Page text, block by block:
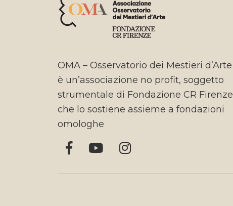
OMA – Osservatorio dei Mestieri d’Arte
è un’associazione no profit, soggetto
strumentale di Fondazione CR Firenze
che lo sostiene assieme a fondazioni
omologhe